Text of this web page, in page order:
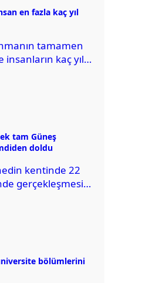
en fazla kaç yıl
tamamen
kaç yıl
duyurdu.
tam Güneş
doldu
kentinde 22
gerçekleşmesi
canlı
bölümlerini